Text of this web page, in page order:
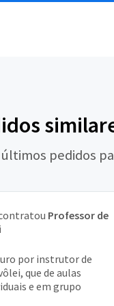
últimos pedidos
Professor de
por instrutor de
que de aulas
e em grupo